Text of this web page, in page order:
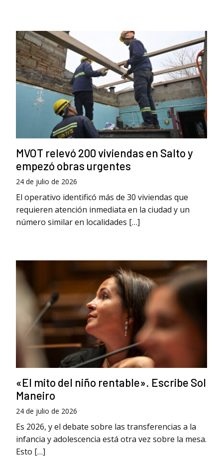
MVOT relevó 200 viviendas en Salto y
empezó obras urgentes
24 de julio de 2026
El operativo identificó más de 30 viviendas que
requieren atención inmediata en la ciudad y un
número similar en localidades […]
«El mito del niño rentable». Escribe Sol
Maneiro
24 de julio de 2026
Es 2026, y el debate sobre las transferencias a la
infancia y adolescencia está otra vez sobre la mesa.
Esto […]